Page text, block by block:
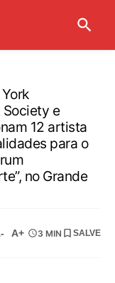
e
12 artista
para o
no Grande
A+ 3 MIN SALVE